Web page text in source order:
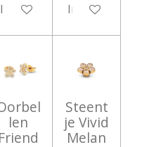
In winkelwagenIn
len
Friend
Steent
je Vivid
Melan